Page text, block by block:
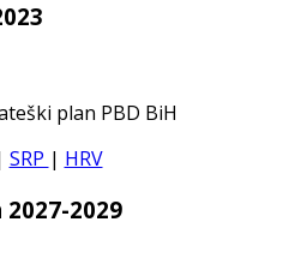
plan PBD BiH
SRP | HRV
2029